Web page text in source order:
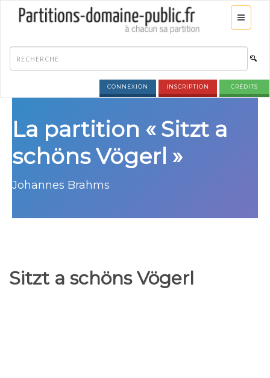
CONNEXION INSCRIPTION CRÉDITS
La partition « Sitzt a
schöns Vögerl »
Johannes Brahms
Sitzt a schöns Vögerl